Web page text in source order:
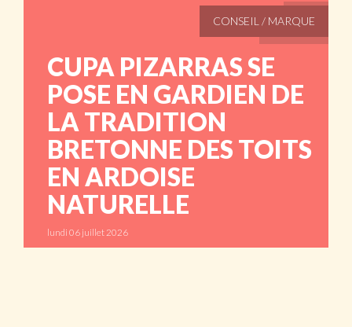
CONSEIL / MARQUE
CUPA PIZARRAS SE
POSE EN GARDIEN DE
LA TRADITION
BRETONNE DES TOITS
EN ARDOISE
NATURELLE
lundi 06 juillet 2026